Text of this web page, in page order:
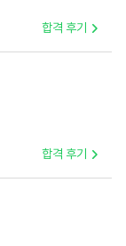
합격 후기
합격 후기